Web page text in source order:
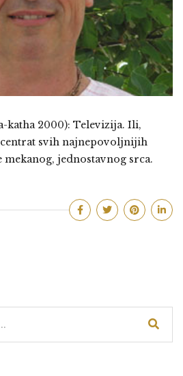
katha 2000): Televizija. Ili,
svih najnepovoljnijih
jednostavnog srca.